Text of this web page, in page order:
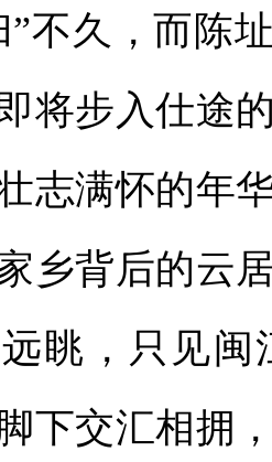
”不久，而陈
将步入仕途
志满怀的年
乡背后的云
眺，只见
下交汇相拥